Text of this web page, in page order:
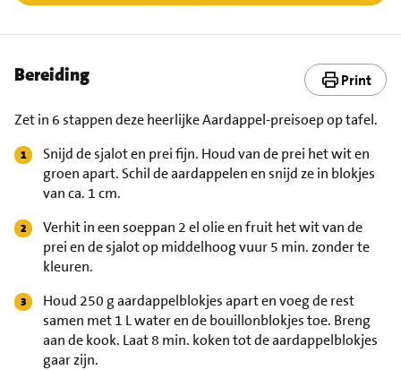
Bereiding Print
Zet in 6 stappen deze heerlijke Aardappel-preisoep op tafel.
Snijd de sjalot en prei fijn. Houd van de prei het wit en
groen apart. Schil de aardappelen en snijd ze in blokjes
van ca. 1 cm.
Verhit in een soeppan 2 el olie en fruit het wit van de
prei en de sjalot op middelhoog vuur 5 min. zonder te
kleuren.
Houd 250 g aardappelblokjes apart en voeg de rest
samen met 1 L water en de bouillonblokjes toe. Breng
aan de kook. Laat 8 min. koken tot de aardappelblokjes
gaar zijn.